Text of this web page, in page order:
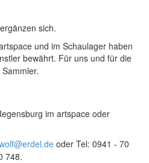
sich.
und im Schaulager haben
bewährt. Für uns und für die
im artspace oder
oder Tel: 0941 - 70
748.